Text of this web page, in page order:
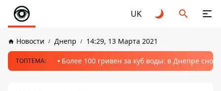
UK
Новости Днепр 14:29, 13 Марта 2021
ТОПТЕМА: Более 100 гривен за куб воды: в Днепре